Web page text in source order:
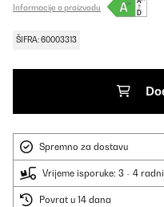
Informacije o proizvodu
ŠIFRA: 60003313
Spremno za dostavu
Vrijeme isporuke: 3 - 4
Povrat u 14 dana